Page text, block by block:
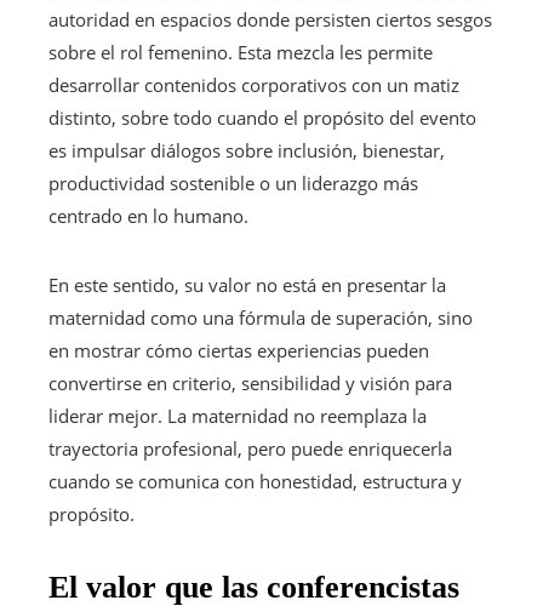
autoridad en espacios donde persisten ciertos sesgos
sobre el rol femenino. Esta mezcla les permite
desarrollar contenidos corporativos con un matiz
distinto, sobre todo cuando el propósito del evento
es impulsar diálogos sobre inclusión, bienestar,
productividad sostenible o un liderazgo más
centrado en lo humano.
En este sentido, su valor no está en presentar la
maternidad como una fórmula de superación, sino
en mostrar cómo ciertas experiencias pueden
convertirse en criterio, sensibilidad y visión para
liderar mejor. La maternidad no reemplaza la
trayectoria profesional, pero puede enriquecerla
cuando se comunica con honestidad, estructura y
propósito.
El valor que las conferencistas